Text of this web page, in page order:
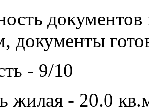
документов
документы
- 9/10
жилая - 20.0